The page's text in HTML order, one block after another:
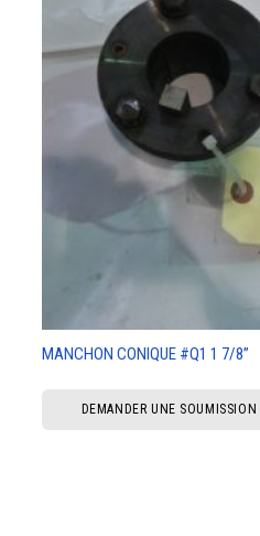
MANCHON CONIQUE #Q1 1 7/8”
DEMANDER UNE SOUMISSION